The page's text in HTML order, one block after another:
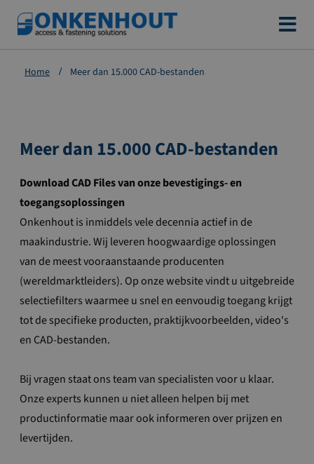
Ga
naar
inhoud
Home Meer dan 15.000 CAD-bestanden
Meer dan 15.000 CAD-bestanden
Download CAD Files van onze bevestigings- en
toegangsoplossingen
Onkenhout is inmiddels vele decennia actief in de
maakindustrie. Wij leveren hoogwaardige oplossingen
van de meest vooraanstaande producenten
(wereldmarktleiders). Op onze website vindt u uitgebreide
selectiefilters waarmee u snel en eenvoudig toegang krijgt
tot de specifieke producten, praktijkvoorbeelden, video's
en CAD-bestanden.
Bij vragen staat ons team van specialisten voor u klaar.
Onze experts kunnen u niet alleen helpen bij met
productinformatie maar ook informeren over prijzen en
levertijden.